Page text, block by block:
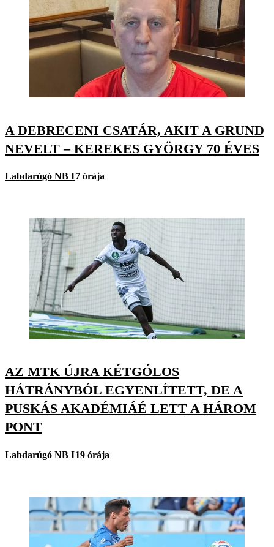
A DEBRECENI CSATÁR, AKIT A GRUND
NEVELT – KEREKES GYÖRGY 70 ÉVES
Labdarúgó NB I7 órája
AZ MTK ÚJRA KÉTGÓLOS
HÁTRÁNYBÓL EGYENLÍTETT, DE A
PUSKÁS AKADÉMIÁÉ LETT A HÁROM
PONT
Labdarúgó NB I19 órája